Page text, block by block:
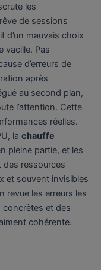
les
de sessions
d’un mauvais choix
vacille. Pas
d’erreurs de
après
au second plan,
l’attention. Cette
réelles.
la chauffe
pleine partie, et les
des ressources
et souvent invisibles
revue les erreurs les
concrètes et des
cohérente.